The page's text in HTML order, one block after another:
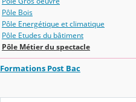
Pôle Bois
Pôle Energétique et climatique
Pôle Etudes du bâtiment
Pôle Métier du spectacle
Formations Post Bac